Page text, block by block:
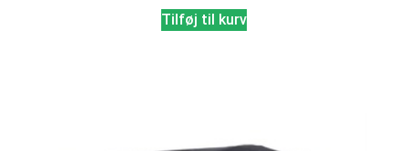
Tilføj til kurv